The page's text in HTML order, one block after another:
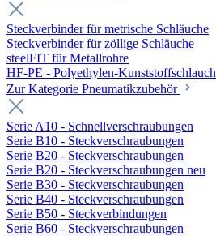
Steckverbinder für metrische Schläuche
Steckverbinder für zöllige Schläuche
steelFIT für Metallrohre
HF-PE - Polyethylen-Kunststoffschlauch
Zur Kategorie Pneumatikzubehör
Serie A10 - Schnellverschraubungen
Serie B10 - Steckverschraubungen
Serie B20 - Steckverschraubungen
Serie B20 - Steckverschraubungen neu
Serie B30 - Steckverschraubungen
Serie B40 - Steckverschraubungen
Serie B50 - Steckverbindungen
Serie B60 - Steckverschraubungen